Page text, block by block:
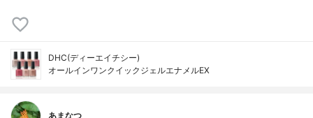
DHC(ディーエイチシー)
オールインワンクイックジェルエナメルEX
あまなつ